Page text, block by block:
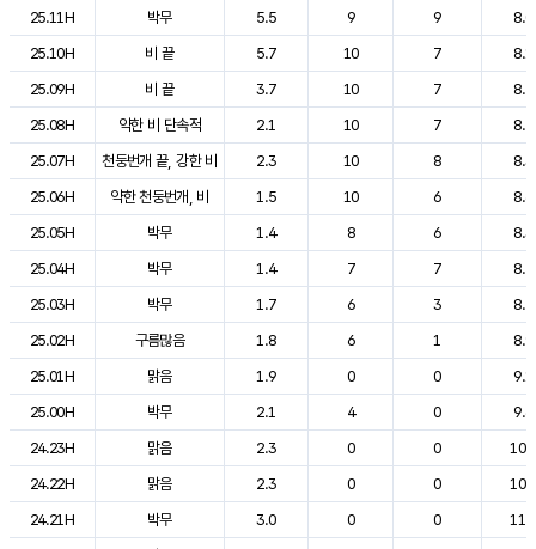
25.11H
박무 5.5 9 9
8.0
25.10H
비 끝 5.7 10 7
8.1
25.09H
비 끝 3.7 10 7
8.5
25.08H
약한 비 단속적 2.1 10 7
8.2
25.07H
천둥번개 끝, 강한 비 2.3 10 8
8.3
25.06H
약한 천둥번개, 비 1.5 10 6
8.6
25.05H
박무 1.4 8 6
8.3
25.04H
박무 1.4 7 7
8.4
25.03H
박무 1.7 6 3
8.5
25.02H
구름많음 1.8 6 1
8.9
25.01H
맑음 1.9 0 0
9.1
25.00H
박무 2.1 4 0
9.6
24.23H
맑음 2.3 0 0
10.2
24.22H
맑음 2.3 0 0
10.7
24.21H
박무 3.0 0 0
11.3